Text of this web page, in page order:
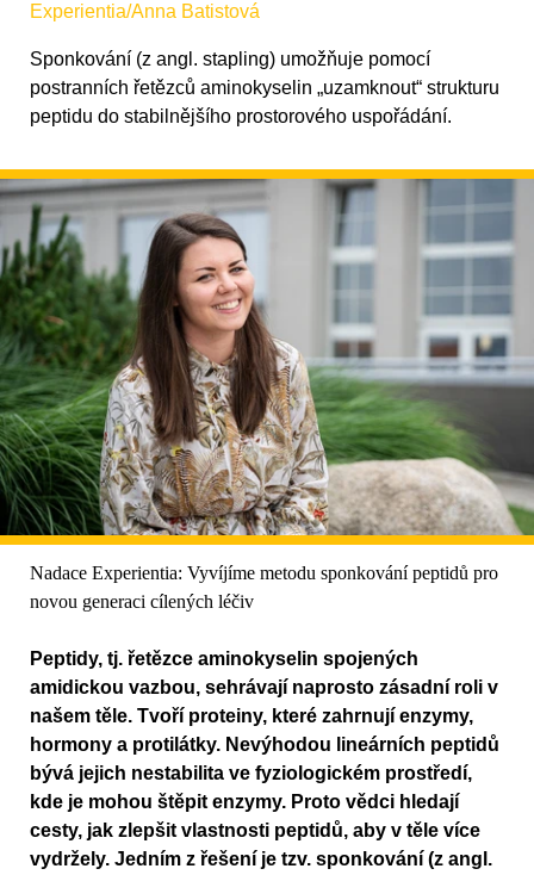
Experientia/Anna Batistová
Sponkování (z angl. stapling) umožňuje pomocí
postranních řetězců aminokyselin „uzamknout“ strukturu
peptidu do stabilnějšího prostorového uspořádání.
Nadace Experientia: Vyvíjíme metodu sponkování peptidů pro
novou generaci cílených léčiv
Peptidy, tj. řetězce aminokyselin spojených
amidickou vazbou, sehrávají naprosto zásadní roli v
našem těle. Tvoří proteiny, které zahrnují enzymy,
hormony a protilátky. Nevýhodou lineárních peptidů
bývá jejich nestabilita ve fyziologickém prostředí,
kde je mohou štěpit enzymy. Proto vědci hledají
cesty, jak zlepšit vlastnosti peptidů, aby v těle více
vydržely. Jedním z řešení je tzv. sponkování (z angl.